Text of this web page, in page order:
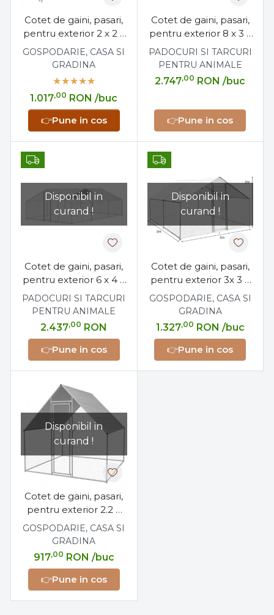
Cotet de gaini, pasari,
pentru exterior 2 x 2 x
2 metri, otel galvanizat
GOSPODARIE, CASA SI
GRADINA
1.017,00 RON /buc
👉Pune in cos
Cotet de gaini, pasari,
pentru exterior 8 x 3 x
2 metri, otel galvanizat
PADOCURI SI TARCURI
PENTRU ANIMALE
2.747,00 RON /buc
👉Pune in cos
Disponibil in
curand !
Cotet de gaini, pasari,
pentru exterior 6 x 4 x
2 metri, otel galvanizat
PADOCURI SI TARCURI
PENTRU ANIMALE
2.437,00 RON
👉Pune in cos
Disponibil in
curand !
Cotet de gaini, pasari,
pentru exterior 3x 3 x
2 metri, otel galvanizat
GOSPODARIE, CASA SI
GRADINA
1.327,00 RON /buc
👉Pune in cos
Disponibil in
curand !
Cotet de gaini, pasari,
pentru exterior 2.2 x
1.4 x 1.75 metri, otel
galvanizat
GOSPODARIE, CASA SI
GRADINA
917,00 RON /buc
👉Pune in cos